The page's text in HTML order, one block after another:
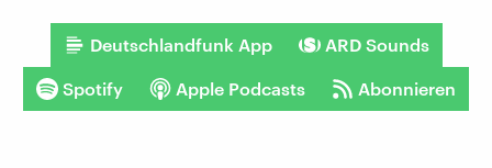
Deutschlandfunk App ARD Sounds
Spotify Apple Podcasts Abonnieren